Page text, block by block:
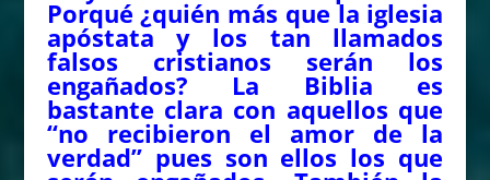
Porqué ¿quién más que la iglesia
apóstata y los tan llamados
falsos cristianos serán los
engañados? La Biblia es
bastante clara con aquellos que
“no recibieron el amor de la
verdad” pues son ellos los que